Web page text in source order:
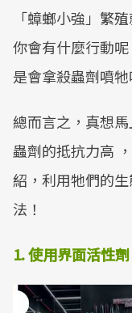
「蟑螂小強」繁
你會有什麼行動
是會拿殺蟲劑噴牠
總而言之，真想
蟲劑的抵抗力高
紹，利用牠們的
法！
1. 使用界面活性劑